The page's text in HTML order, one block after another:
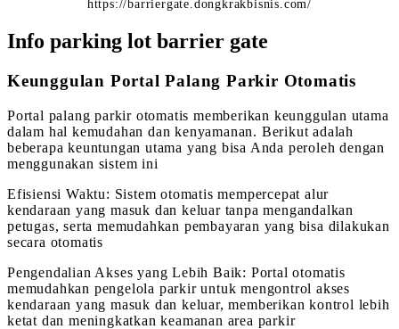
https://barriergate.dongkrakbisnis.com/
Info parking lot barrier gate
Keunggulan Portal Palang Parkir Otomatis
Portal palang parkir otomatis memberikan keunggulan utama
dalam hal kemudahan dan kenyamanan. Berikut adalah
beberapa keuntungan utama yang bisa Anda peroleh dengan
menggunakan sistem ini
Efisiensi Waktu: Sistem otomatis mempercepat alur
kendaraan yang masuk dan keluar tanpa mengandalkan
petugas, serta memudahkan pembayaran yang bisa dilakukan
secara otomatis
Pengendalian Akses yang Lebih Baik: Portal otomatis
memudahkan pengelola parkir untuk mengontrol akses
kendaraan yang masuk dan keluar, memberikan kontrol lebih
ketat dan meningkatkan keamanan area parkir